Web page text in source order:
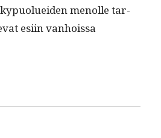
menolle tar­
esi­in van­hois­sa